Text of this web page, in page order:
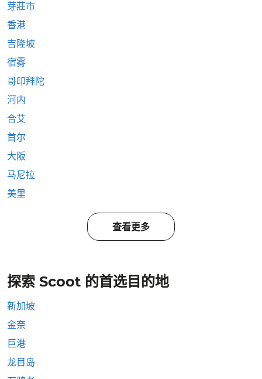
芽莊市
香港
吉隆坡
宿雾
哥印拜陀
河内
合艾
首尔
大阪
马尼拉
美里
查看更多
探索 Scoot 的首选目的地
新加坡
金奈
巨港
龙目岛